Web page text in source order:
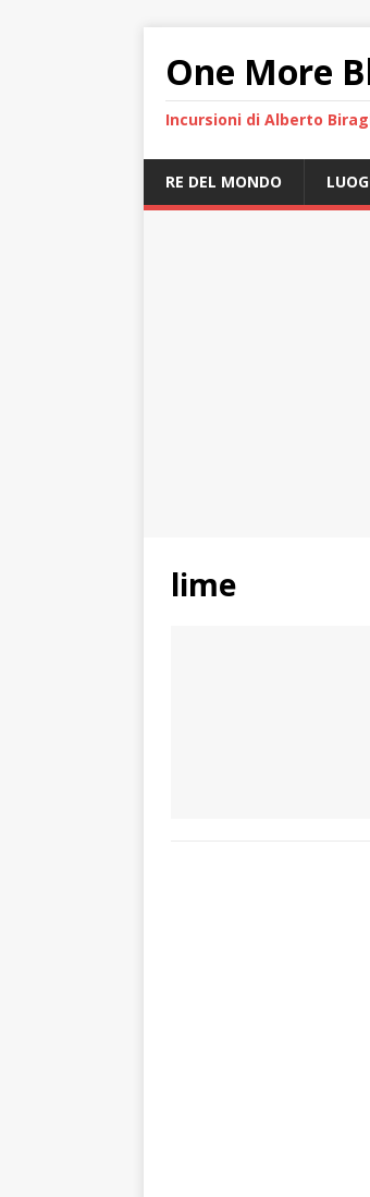
One More
Incursioni di Alberto
RE DEL MONDO
lime